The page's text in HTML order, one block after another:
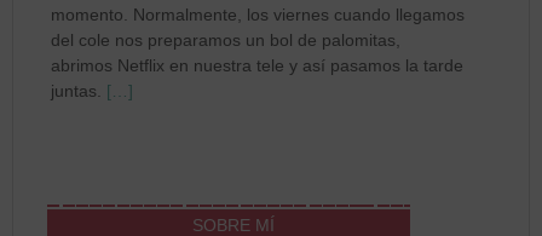
momento. Normalmente, los viernes cuando llegamos
del cole nos preparamos un bol de palomitas,
abrimos Netflix en nuestra tele y así pasamos la tarde
juntas.
[…]
SOBRE MÍ